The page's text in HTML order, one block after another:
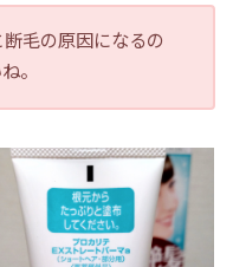
毛の原因になるの
。